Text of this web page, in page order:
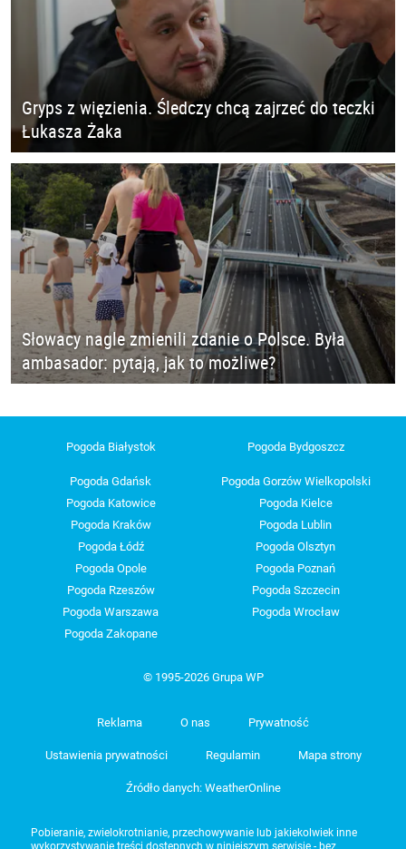
Gryps z więzienia. Śledczy chcą zajrzeć do teczki
Łukasza Żaka
Słowacy nagle zmienili zdanie o Polsce. Była
ambasador: pytają, jak to możliwe?
Pogoda Białystok Pogoda Bydgoszcz
Pogoda Gdańsk
Pogoda Gorzów Wielkopolski
Pogoda Katowice
Pogoda Kielce
Pogoda Kraków
Pogoda Lublin
Pogoda Łódź
Pogoda Olsztyn
Pogoda Opole
Pogoda Poznań
Pogoda Rzeszów
Pogoda Szczecin
Pogoda Warszawa
Pogoda Wrocław
Pogoda Zakopane
© 1995-2026 Grupa WP
Reklama O nas Prywatność
Ustawienia prywatności Regulamin Mapa strony
Źródło danych: WeatherOnline
Pobieranie, zwielokrotnianie, przechowywanie lub jakiekolwiek inne
wykorzystywanie treści dostępnych w niniejszym serwisie - bez